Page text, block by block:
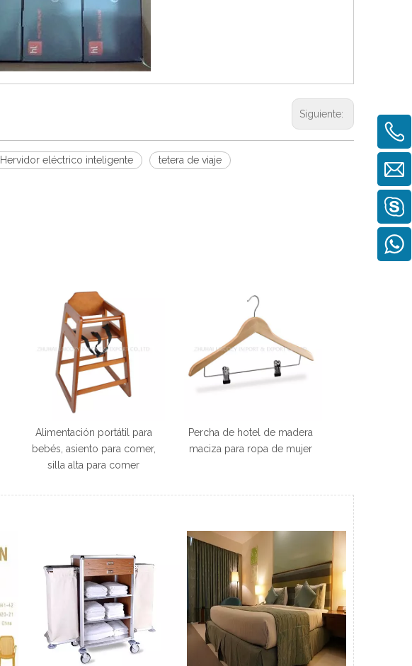
Siguiente:
Hervidor eléctrico inteligente tetera de viaje
Alimentación portátil para
bebés, asiento para comer,
silla alta para comer
Percha de hotel de madera
maciza para ropa de mujer